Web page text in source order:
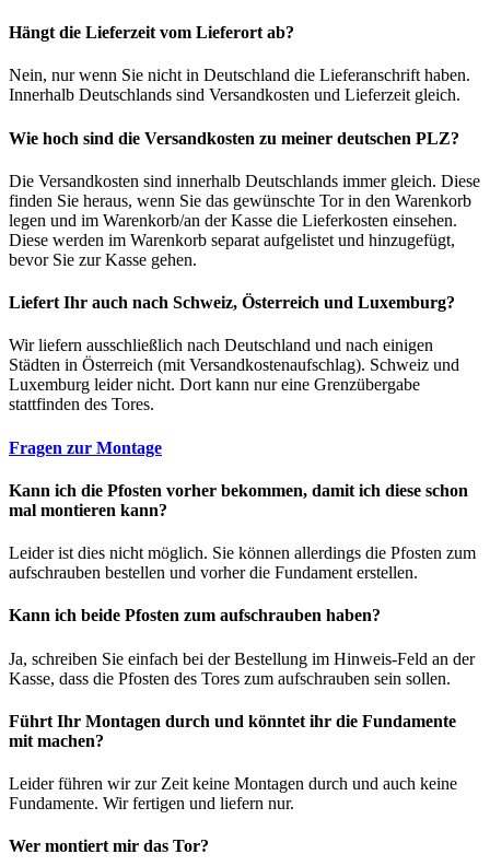
Hängt die Lieferzeit vom Lieferort ab?
Nein, nur wenn Sie nicht in Deutschland die Lieferanschrift haben.
Innerhalb Deutschlands sind Versandkosten und Lieferzeit gleich.
Wie hoch sind die Versandkosten zu meiner deutschen PLZ?
Die Versandkosten sind innerhalb Deutschlands immer gleich. Diese
finden Sie heraus, wenn Sie das gewünschte Tor in den Warenkorb
legen und im Warenkorb/an der Kasse die Lieferkosten einsehen.
Diese werden im Warenkorb separat aufgelistet und hinzugefügt,
bevor Sie zur Kasse gehen.
Liefert Ihr auch nach Schweiz, Österreich und Luxemburg?
Wir liefern ausschließlich nach Deutschland und nach einigen
Städten in Österreich (mit Versandkostenaufschlag). Schweiz und
Luxemburg leider nicht. Dort kann nur eine Grenzübergabe
stattfinden des Tores.
Fragen zur Montage
Kann ich die Pfosten vorher bekommen, damit ich diese schon
mal montieren kann?
Leider ist dies nicht möglich. Sie können allerdings die Pfosten zum
aufschrauben bestellen und vorher die Fundament erstellen.
Kann ich beide Pfosten zum aufschrauben haben?
Ja, schreiben Sie einfach bei der Bestellung im Hinweis-Feld an der
Kasse, dass die Pfosten des Tores zum aufschrauben sein sollen.
Führt Ihr Montagen durch und könntet ihr die Fundamente
mit machen?
Leider führen wir zur Zeit keine Montagen durch und auch keine
Fundamente. Wir fertigen und liefern nur.
Wer montiert mir das Tor?